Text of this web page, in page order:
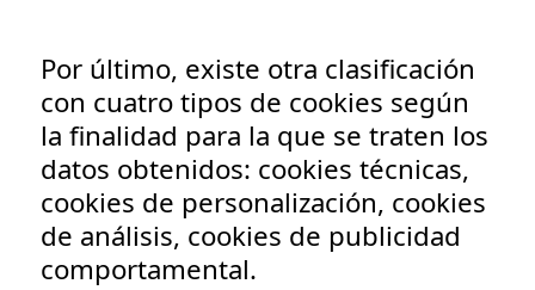
Por último, existe otra clasificación
con cuatro tipos de cookies según
la finalidad para la que se traten los
datos obtenidos: cookies técnicas,
cookies de personalización, cookies
de análisis, cookies de publicidad
comportamental.